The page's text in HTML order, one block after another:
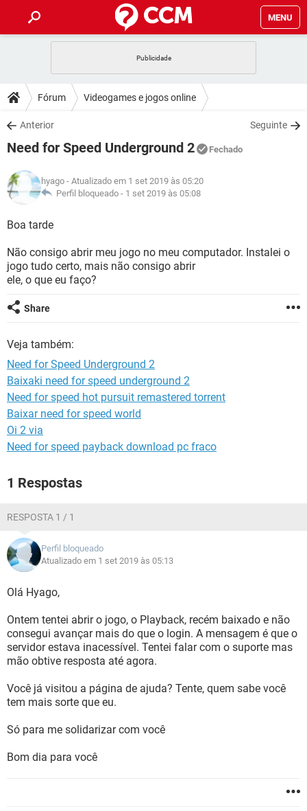
MENU
CELULAR FACEBOOK
OUTLOOK
INSTAGRAM GMAIL
GUIA DE COMPRAS
DICAS
JOGOS WHATSAPP
INSTAGRAM GMAIL
GUIA DE COMPRAS
DOWNLOADS
JOGOS WHATSAPP
CELULAR
OUTLOOK EXCEL
INSTAGRAM
JOGOS WHATSAPP
CELULAR
OUTLOOK
INSTAGRAM GMAIL
GUIA DE COMPRAS
GLOSSÁRIO
OUTLOOK EXCEL
INSTAGRAM
GUIA DE COMPRAS
Fórum Videogames e jogos online
Anterior Seguinte
Need for Speed Underground 2 Fechado
hyago - Atualizado em 1 set 2019 às 05:20
Perfil bloqueado - 1 set 2019 às 05:08
Boa tarde
Não consigo abrir meu jogo no meu computador. Instalei o
jogo tudo certo, mais não consigo abrir
ele, o que eu faço?
Share
Veja também:
Need for Speed Underground 2
Baixaki need for speed underground 2
Need for speed hot pursuit remastered torrent
Baixar need for speed world
Oi 2 via
Need for speed payback download pc fraco
1 Respostas
RESPOSTA 1 / 1
Perfil bloqueado
Atualizado em 1 set 2019 às 05:13
Olá Hyago,
Ontem tentei abrir o jogo, o Playback, recém baixado e não
consegui avançar mais do que o login. A mensagem é que o
servidor estava inacessível. Tentei falar com o suporte mas
mão obtive resposta até agora.
Você já visitou a página de ajuda? Tente, quem sabe você
tem mais sorte que eu.
Só para me solidarizar com você
Bom dia para você